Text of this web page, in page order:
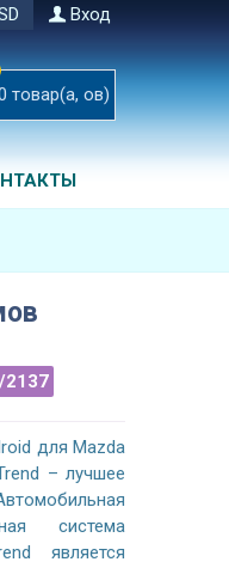
Вход
товар(а, ов)
2137
для Mazda
– лучшее
система
является